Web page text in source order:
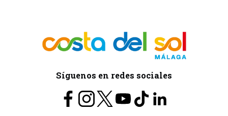
Síguenos en redes sociales